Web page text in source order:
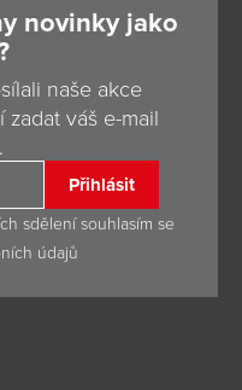
novinky jako
naše akce
váš e-mail
Přihlásit
sdělení souhlasím se
údajů